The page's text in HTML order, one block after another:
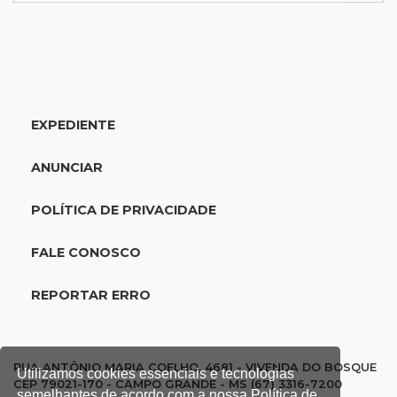
Utilizamos cookies essenciais e tecnologias
07:07Previsão do tempo
vendaval em Mato Grosso do Sul
07:07Narcotráfico
O escudo da fronteira: polícia está travando
mas de princípios
EXPEDIENTE
ANUNCIAR
POLÍTICA DE PRIVACIDADE
FALE CONOSCO
REPORTAR ERRO
RUA ANTÔNIO MARIA COELHO, 4681 - VIVENDA DO BOSQUE
CEP 79021-170 - CAMPO GRANDE - MS (67) 3316-7200